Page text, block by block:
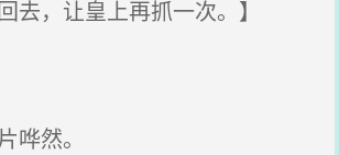
，让皇上再抓一次。】
然。